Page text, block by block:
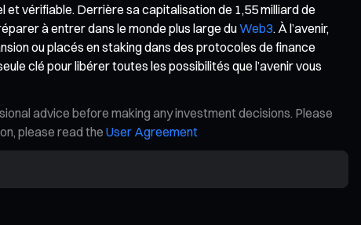
et vérifiable. Derrière sa capitalisation de 1,55 milliard de
à entrer dans le monde plus large duWeb3. À l’avenir,
ou placés en staking dans des protocoles de finance
clé pour libérer toutes les possibilités que l’avenir vous
advice before making any investment decisions. Please
please read the User Agreement